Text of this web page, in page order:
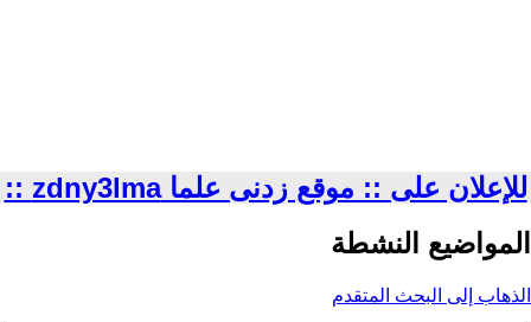
للإعلان على :: موقع زدنى علما zdny3lma ::
المواضيع النشطة
الذهاب إلى البحث المتقدم